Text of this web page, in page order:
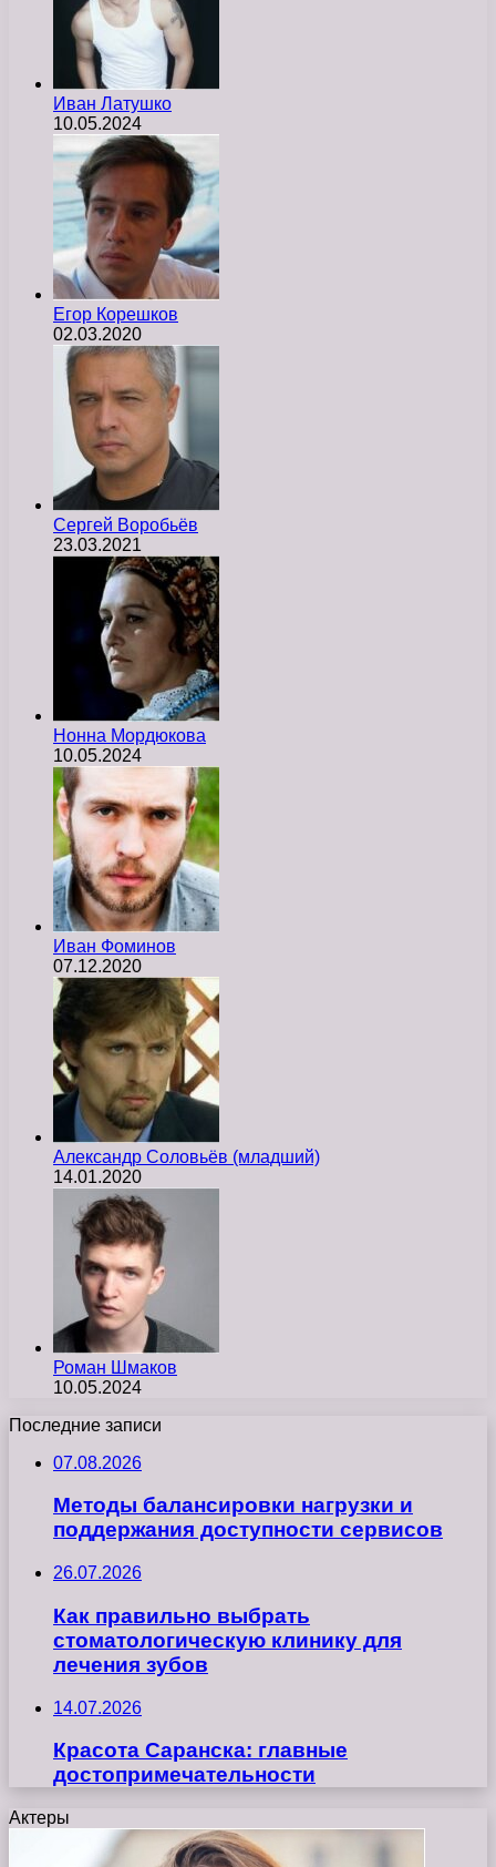
Иван Латушко
10.05.2024
Егор Корешков
02.03.2020
Сергей Воробьёв
23.03.2021
Нонна Мордюкова
10.05.2024
Иван Фоминов
07.12.2020
Александр Соловьёв (младший)
14.01.2020
Роман Шмаков
10.05.2024
Последние записи
07.08.2026
Методы балансировки нагрузки и
поддержания доступности сервисов
26.07.2026
Как правильно выбрать
стоматологическую клинику для
лечения зубов
14.07.2026
Красота Саранска: главные
достопримечательности
Актеры